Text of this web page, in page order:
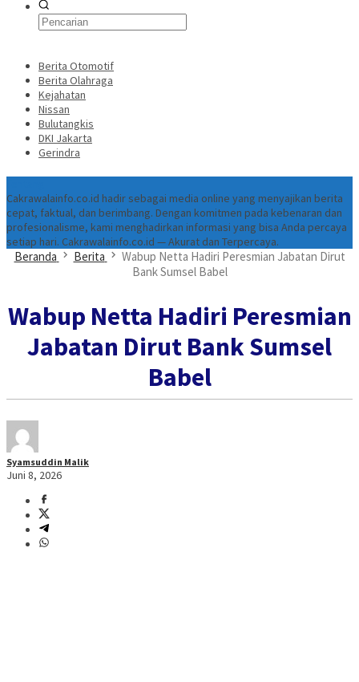
Berita Otomotif
Berita Olahraga
Kejahatan
Nissan
Bulutangkis
DKI Jakarta
Gerindra
Cakrawalainfo.co.id hadir sebagai media online yang menyajikan berita
cepat, faktual, dan berimbang. Dengan komitmen pada kebenaran dan
profesionalisme, kami menghadirkan informasi yang bisa Anda percaya
setiap hari. Cakrawalainfo.co.id — Akurat dan Terpercaya.
Beranda Berita
Wabup Netta Hadiri Peresmian Jabatan Dirut
Bank Sumsel Babel
Wabup Netta Hadiri Peresmian
Jabatan Dirut Bank Sumsel
Babel
Syamsuddin Malik
Juni 8, 2026